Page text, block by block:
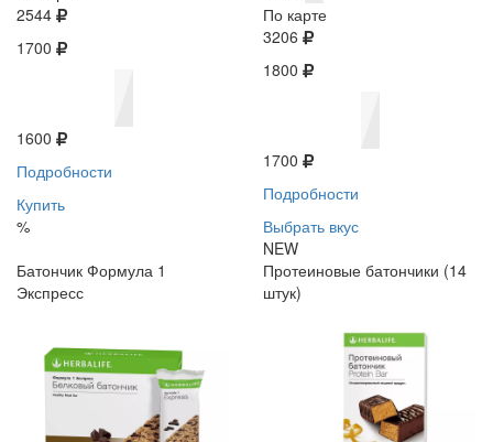
2544
1700
1600
Подробности
Купить
%
По карте
3206
1800
1700
Подробности
Выбрать вкус
NEW
Батончик Формула 1
Экспресс
Протеиновые батончики (14
штук)